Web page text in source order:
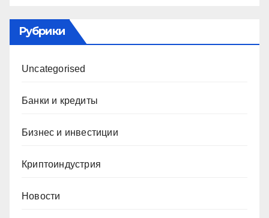
Рубрики
Uncategorised
Банки и кредиты
Бизнес и инвестиции
Криптоиндустрия
Новости